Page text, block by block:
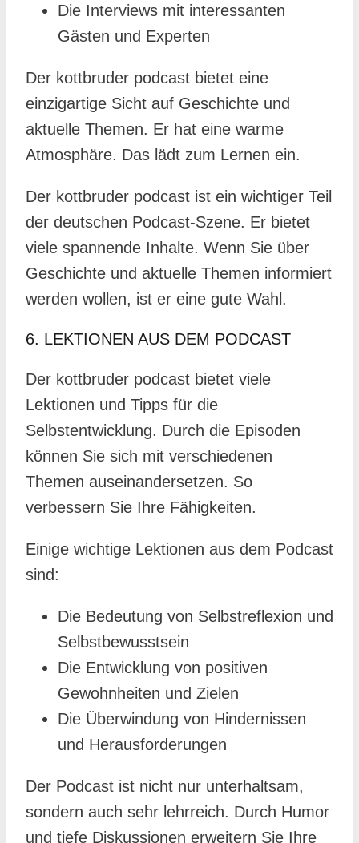
Die Interviews mit interessanten
Gästen und Experten
Der kottbruder podcast bietet eine
einzigartige Sicht auf Geschichte und
aktuelle Themen. Er hat eine warme
Atmosphäre. Das lädt zum Lernen ein.
Der kottbruder podcast ist ein wichtiger Teil
der deutschen Podcast-Szene. Er bietet
viele spannende Inhalte. Wenn Sie über
Geschichte und aktuelle Themen informiert
werden wollen, ist er eine gute Wahl.
6. LEKTIONEN AUS DEM PODCAST
Der kottbruder podcast bietet viele
Lektionen und Tipps für die
Selbstentwicklung. Durch die Episoden
können Sie sich mit verschiedenen
Themen auseinandersetzen. So
verbessern Sie Ihre Fähigkeiten.
Einige wichtige Lektionen aus dem Podcast
sind:
Die Bedeutung von Selbstreflexion und
Selbstbewusstsein
Die Entwicklung von positiven
Gewohnheiten und Zielen
Die Überwindung von Hindernissen
und Herausforderungen
Der Podcast ist nicht nur unterhaltsam,
sondern auch sehr lehrreich. Durch Humor
und tiefe Diskussionen erweitern Sie Ihre